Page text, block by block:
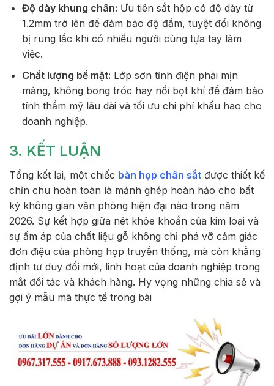
Độ dày khung chân: Ưu tiên sắt hộp có độ dày từ
1.2mm trở lên để đảm bảo độ đầm, tuyệt đối không
bị rung lắc khi có nhiều người cùng tựa tay làm
việc.
Chất lượng bề mặt: Lớp sơn tĩnh điện phải mịn
màng, không bong tróc hay nổi bọt khí để đảm bảo
tính thẩm mỹ lâu dài và tối ưu chi phí khấu hao cho
doanh nghiệp.
3. KẾT LUẬN
Tổng kết lại, một chiếc bàn họp chân sắt được thiết kế
chỉn chu hoàn toàn là mảnh ghép hoàn hảo cho bất
kỳ không gian văn phòng hiện đại nào trong năm
2026. Sự kết hợp giữa nét khỏe khoắn của kim loại và
sự ấm áp của chất liệu gỗ không chỉ phá vỡ cảm giác
đơn điệu của phòng họp truyền thống, mà còn khẳng
định tư duy đổi mới, linh hoạt của doanh nghiệp trong
mắt đối tác và khách hàng. Hy vọng những chia sẻ và
gợi ý mẫu mã thực tế trong bài